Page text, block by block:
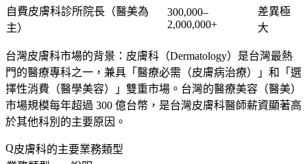
自費皮膚科診所院長（醫美為
主）
300,000–
2,000,000+
差異極
大
台灣皮膚科市場的背景 ：皮膚科（Dermatology）是台灣最熱
門的醫療專科之一，兼具「醫療必需（皮膚病治療）」和「選
擇性消費（醫學美容）」雙重市場。台灣的醫療美容（醫美）
市場規模每年超過 300 億台幣，是台灣皮膚科醫師薪資顯著高
於其他科別的主要原因。
皮膚科的主要業務類型